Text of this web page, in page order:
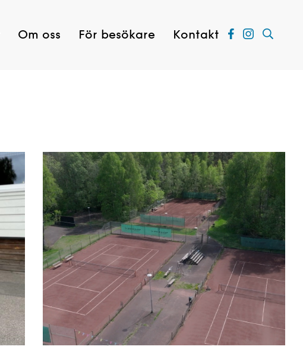
Om oss För besökare Kontakt